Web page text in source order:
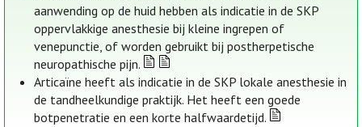
aanwending op de huid hebben als indicatie in de SKP
oppervlakkige anesthesie bij kleine ingrepen of
venepunctie, of worden gebruikt bij postherpetische
neuropathische pijn.
Articaïne heeft als indicatie in de SKP lokale anesthesie in
de tandheelkundige praktijk. Het heeft een goede
botpenetratie en een korte halfwaardetijd.